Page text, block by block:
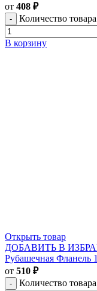
от 408 ₽
Количество
В корзину
Открыть товар
ДОБАВИТЬ В
Рубашечная Фланель
от 510 ₽
Количество